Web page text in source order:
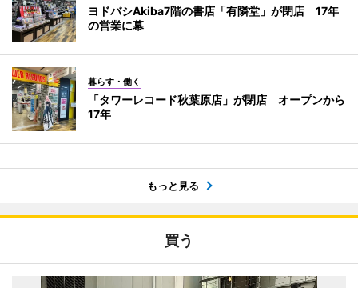
ヨドバシAkiba7階の書店「有隣堂」が閉店 17年
の営業に幕
暮らす・働く
「タワーレコード秋葉原店」が閉店 オープンから
17年
もっと見る
買う